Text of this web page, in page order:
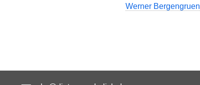
Werner Bergengruen